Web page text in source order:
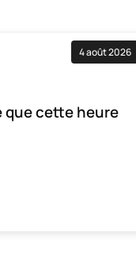
4 août 2026
que cette heure